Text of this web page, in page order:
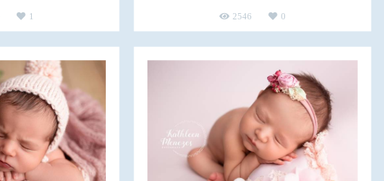
1 2546 0